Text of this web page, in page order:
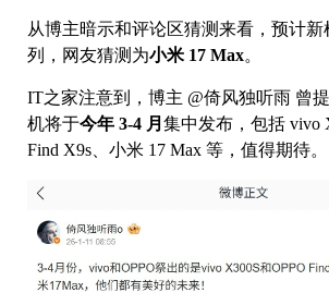
从博主暗示和评论区猜测来看，预计新
列，网友猜测为小米 17 Max。
IT之家注意到，博主 @倚风独听雨 曾
机将于今年 3-4 月 集中发布，包括 vivo
Find X9s、小米 17 Max 等，值得期待。